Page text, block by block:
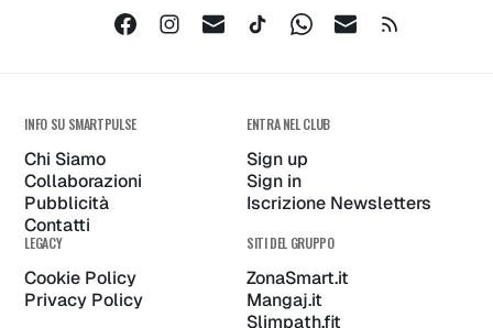
INFO SU SMARTPULSE
Chi Siamo
Collaborazioni
Pubblicità
Contatti
ENTRA NEL CLUB
Sign up
Sign in
Iscrizione Newsletters
LEGACY
Cookie Policy
Privacy Policy
SITI DEL GRUPPO
ZonaSmart.it
Mangaj.it
Slimpath.fit